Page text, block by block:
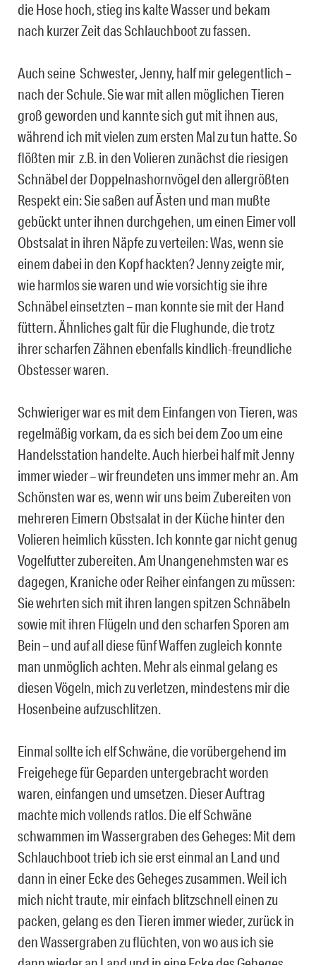
die Hose hoch, stieg ins kalte Wasser und bekam
nach kurzer Zeit das Schlauchboot zu fassen.
Auch seine Schwester, Jenny, half mir gelegentlich –
nach der Schule. Sie war mit allen möglichen Tieren
groß geworden und kannte sich gut mit ihnen aus,
während ich mit vielen zum ersten Mal zu tun hatte. So
flößten mir z.B. in den Volieren zunächst die riesigen
Schnäbel der Doppelnashornvögel den allergrößten
Respekt ein: Sie saßen auf Ästen und man mußte
gebückt unter ihnen durchgehen, um einen Eimer voll
Obstsalat in ihren Näpfe zu verteilen: Was, wenn sie
einem dabei in den Kopf hackten? Jenny zeigte mir,
wie harmlos sie waren und wie vorsichtig sie ihre
Schnäbel einsetzten – man konnte sie mit der Hand
füttern. Ähnliches galt für die Flughunde, die trotz
ihrer scharfen Zähnen ebenfalls kindlich-freundliche
Obstesser waren.
Schwieriger war es mit dem Einfangen von Tieren, was
regelmäßig vorkam, da es sich bei dem Zoo um eine
Handelsstation handelte. Auch hierbei half mit Jenny
immer wieder – wir freundeten uns immer mehr an. Am
Schönsten war es, wenn wir uns beim Zubereiten von
mehreren Eimern Obstsalat in der Küche hinter den
Volieren heimlich küssten. Ich konnte gar nicht genug
Vogelfutter zubereiten. Am Unangenehmsten war es
dagegen, Kraniche oder Reiher einfangen zu müssen:
Sie wehrten sich mit ihren langen spitzen Schnäbeln
sowie mit ihren Flügeln und den scharfen Sporen am
Bein – und auf all diese fünf Waffen zugleich konnte
man unmöglich achten. Mehr als einmal gelang es
diesen Vögeln, mich zu verletzen, mindestens mir die
Hosenbeine aufzuschlitzen.
Einmal sollte ich elf Schwäne, die vorübergehend im
Freigehege für Geparden untergebracht worden
waren, einfangen und umsetzen. Dieser Auftrag
machte mich vollends ratlos. Die elf Schwäne
schwammen im Wassergraben des Geheges: Mit dem
Schlauchboot trieb ich sie erst einmal an Land und
dann in einer Ecke des Geheges zusammen. Weil ich
mich nicht traute, mir einfach blitzschnell einen zu
packen, gelang es den Tieren immer wieder, zurück in
den Wassergraben zu flüchten, von wo aus ich sie